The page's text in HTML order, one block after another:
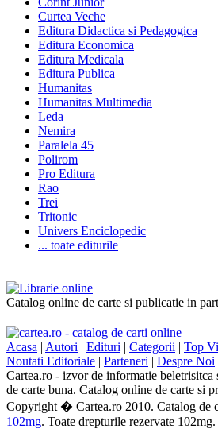
Curtea Veche
Editura Didactica si Pedagogica
Editura Economica
Editura Medicala
Editura Publica
Humanitas
Humanitas Multimedia
Leda
Nemira
Paralela 45
Polirom
Pro Editura
Rao
Trei
Tritonic
Univers Enciclopedic
... toate editurile
Catalog online de carte si publicatie in
Acasa | Autori | Edituri | Categorii | Top
Noutati Editoriale | Parteneri | Despre Noi
Cartea.ro - izvor de informatie
de carte buna. Catalog online de carte si
Copyright � Cartea.ro 2010. Catalog de
102mg. Toate drepturile rezervate 102mg.